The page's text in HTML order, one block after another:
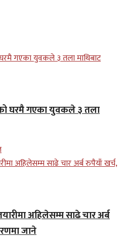
घरमै गएका युवकले ३ तला
अहिलेसम्म साढे चार अर्ब
जाने